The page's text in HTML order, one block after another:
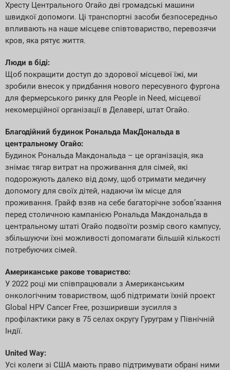
Хресту Центрального Огайо дві громадські машини
швидкої допомоги. Ці транспортні засоби безпосередньо
впливають на наше місцеве співтовариство, перевозячи
кров, яка рятує життя.
Люди в біді:
Щоб покращити доступ до здорової місцевої їжі, ми
зробили внесок у придбання нового пересувного фургона
для фермерського ринку для People in Need, місцевої
некомерційної організації в Делавері, штат Огайо.
Благодійний будинок Рональда МакДональда в
центральному Огайо:
Будинок Рональда Макдональда – це організація, яка
знімає тягар витрат на проживання для сімей, які
подорожують далеко від дому, щоб отримати медичну
допомогу для своїх дітей, надаючи їм місце для
проживання. Грайф взяв на себе багаторічне зобов’язання
перед столичною кампанією Рональда Макдональда в
центральному штаті Огайо подвоїти розмір свого кампусу,
збільшуючи їхні можливості допомагати більшій кількості
потребуючих сімей.
Американське ракове товариство:
У 2022 році ми співпрацювали з Американським
онкологічним товариством, щоб підтримати їхній проект
Global HPV Cancer Free, розширивши зусилля з
профілактики раку в 75 селах округу Гуруграм у Північній
Індії.
United Way:
Усі колеги зі США мають право підтримувати обрані ними